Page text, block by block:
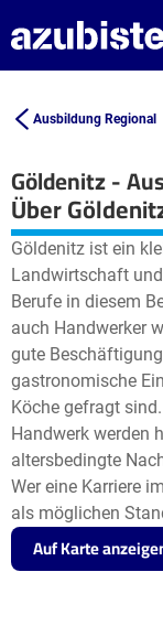
Ausbildung Regional
Göldenitz -
+
−
Über
Göldenitz ist ein
Landwirtschaft
Berufe in diesem
auch Handwerker
gute
gastronomische
Köche gefragt
Handwerk werden
altersbedingte
Wer eine Karriere
als möglichen
Auf Karte